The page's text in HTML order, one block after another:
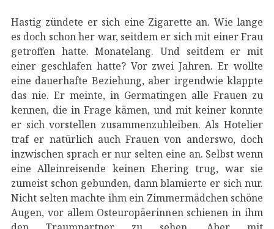
Hastig zündete er sich eine Zigarette an. Wie lange
es doch schon her war, seitdem er sich mit einer Frau
getroffen hatte. Monatelang. Und seitdem er mit
einer geschlafen hatte? Vor zwei Jahren. Er wollte
eine dauerhafte Beziehung, aber irgendwie klappte
das nie. Er meinte, in Germatingen alle Frauen zu
kennen, die in Frage kämen, und mit keiner konnte
er sich vorstellen zusammenzubleiben. Als Hotelier
traf er natürlich auch Frauen von anderswo, doch
inzwischen sprach er nur selten eine an. Selbst wenn
eine Alleinreisende keinen Ehering trug, war sie
zumeist schon gebunden, dann blamierte er sich nur.
Nicht selten machte ihm ein Zimmermädchen schöne
Augen, vor allem Osteuropäerinnen schienen in ihm